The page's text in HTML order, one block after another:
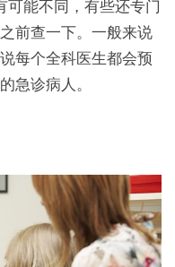
可能不同，有些还专门
前查一下。一般来说
每个全科医生都会预
急诊病人。